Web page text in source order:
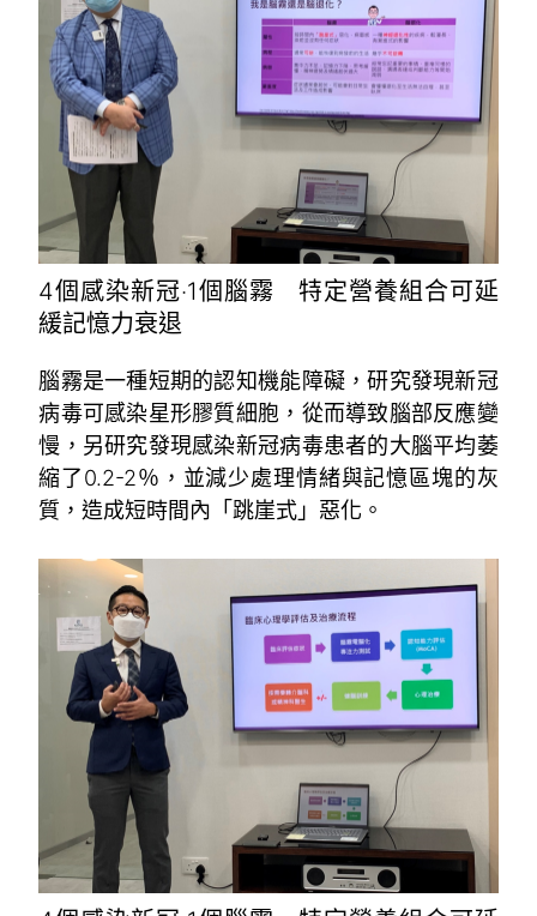
4個感染新冠‧1個腦霧 特定營養組合可延
緩記憶力衰退
腦霧是一種短期的認知機能障礙，研究發現新冠
病毒可感染星形膠質細胞，從而導致腦部反應變
慢，另研究發現感染新冠病毒患者的大腦平均萎
縮了0.2-2％，並減少處理情緒與記憶區塊的灰
質，造成短時間內「跳崖式」惡化。